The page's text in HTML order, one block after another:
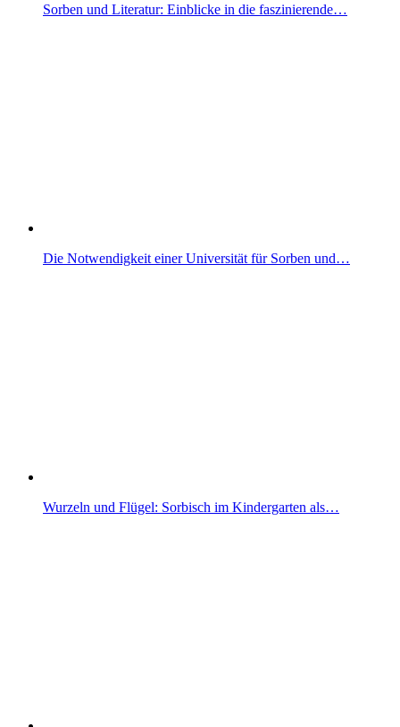
Sorben und Literatur: Einblicke in die faszinierende…
Die Notwendigkeit einer Universität für Sorben und…
Wurzeln und Flügel: Sorbisch im Kindergarten als…